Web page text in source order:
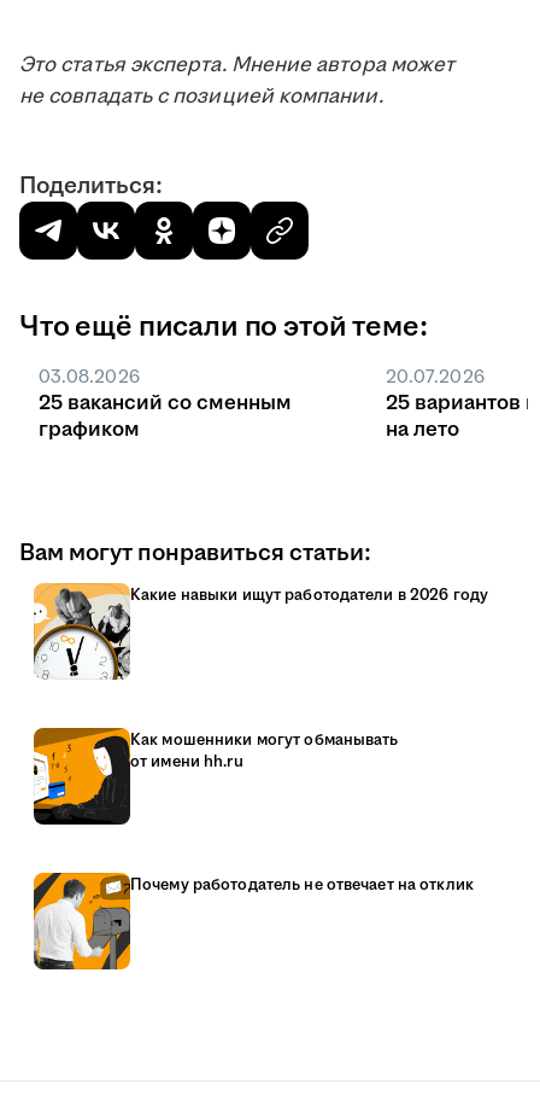
Это статья эксперта. Мнение автора может
не совпадать с позицией компании.
Поделиться:
Что ещё писали по этой теме:
03.08.2026
25 вакансий со сменным
графиком
20.07.2026
25 вариантов
на лето
Вам могут понравиться статьи:
Какие навыки ищут работодатели в 2026 году
Как мошенники могут обманывать
от имени hh.ru
Почему работодатель не отвечает на отклик